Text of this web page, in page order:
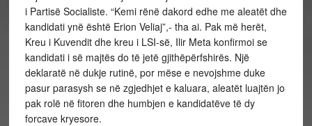
i Partisë Socialiste. “Kemi rënë dakord edhe me aleatët dhe
kandidati ynë është Erion Veliaj”,- tha ai. Pak më herët,
Kreu i Kuvendit dhe kreu i LSI-së, Ilir Meta konfirmoi se
kandidati i së majtës do të jetë gjithëpërfshirës. Një
deklaratë në dukje rutinë, por mëse e nevojshme duke
pasur parasysh se në zgjedhjet e kaluara, aleatët luajtën jo
pak rolë në fitoren dhe humbjen e kandidatëve të dy
forcave kryesore.